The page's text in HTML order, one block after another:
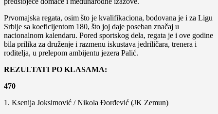
Prvomajska regata, osim što je kvalifikaciona, bodovana je i za Ligu
Srbije sa koeficijentom 180, što joj daje poseban značaj u
nacionalnom kalendaru. Pored sportskog dela, regata je i ove godine
bila prilika za druženje i razmenu iskustava jedriličara, trenera i
roditelja, u prelepom ambijentu jezera Palić.
REZULTATI PO KLASAMA:
470
1. Ksenija Joksimović / Nikola Đorđević (JK Zemun)